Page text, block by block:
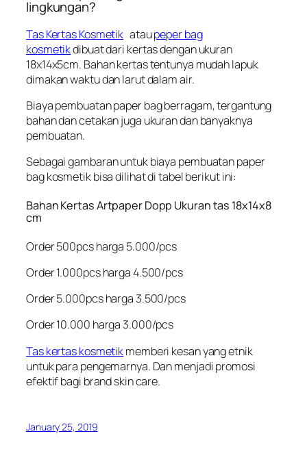
lingkungan?
Tas Kertas Kosmetik ataupeper bag
kosmetikdibuat dari kertas dengan ukuran
18x14x5cm. Bahan kertas tentunya mudah lapuk
dimakan waktu dan larut dalam air.
Biaya pembuatan paper bag berragam, tergantung
bahan dan cetakan juga ukuran dan banyaknya
pembuatan.
Sebagai gambaran untuk biaya pembuatan paper
bag kosmetik bisa dilihat di tabel berikut ini:
Bahan Kertas Artpaper Dopp Ukuran tas 18x14x8
cm
Order 500pcs harga 5.000/pcs
Order 1.000pcs harga 4.500/pcs
Order 5.000pcs harga 3.500/pcs
Order 10.000 harga 3.000/pcs
Tas kertas kosmetikmemberi kesan yang etnik
untuk para pengemarnya. Dan menjadi promosi
efektif bagi brand skin care.
January 25, 2019